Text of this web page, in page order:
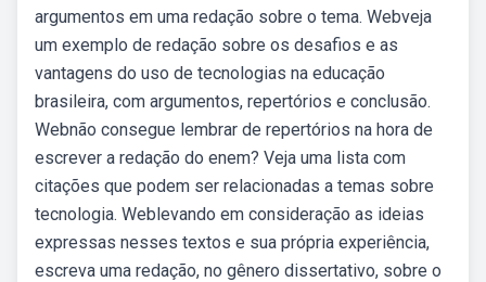
argumentos em uma redação sobre o tema. Webveja
um exemplo de redação sobre os desafios e as
vantagens do uso de tecnologias na educação
brasileira, com argumentos, repertórios e conclusão.
Webnão consegue lembrar de repertórios na hora de
escrever a redação do enem? Veja uma lista com
citações que podem ser relacionadas a temas sobre
tecnologia. Weblevando em consideração as ideias
expressas nesses textos e sua própria experiência,
escreva uma redação, no gênero dissertativo, sobre o